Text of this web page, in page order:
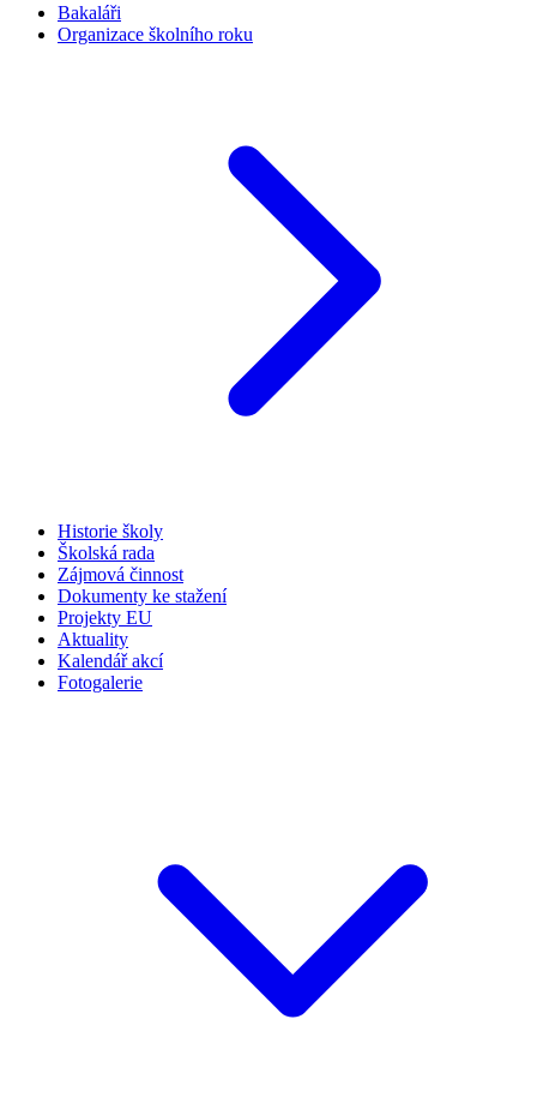
Bakaláři
Organizace školního roku
Historie školy
Školská rada
Zájmová činnost
Dokumenty ke stažení
Projekty EU
Aktuality
Kalendář akcí
Fotogalerie